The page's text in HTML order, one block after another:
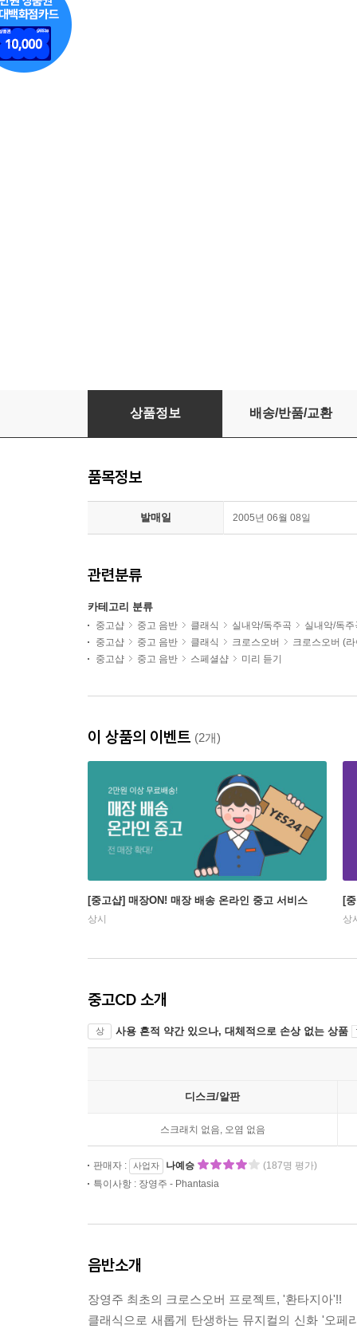
장영주 - Phantasia
상품정보 배송/반품/교환
품목정보
발매일 2005년 06월 08일
관련분류
카테고리 분류
중고샵 중고 음반 클래식 실내악/독주곡
실내악/독
중고샵
중고 음반 클래식 크로스오버
크로스오버 (
중고샵
중고 음반 스페셜샵 미리 듣기
이 상품의 이벤트 (2개)
[중고샵] 매장ON! 매장 배송 온라인 중고 서비스
상시
[
상
중고CD 소개
상 사용 흔적 약간 있으나, 대체적으로 손상 없는 상품
디스크/알판
스크래치 없음, 오염 없음
판매자 : 사업자 나예승
(187명 평가)
특이사항 : 장영주 - Phantasia
음반소개
장영주 최초의 크로스오버 프로젝트, '환타지아'!!
클래식으로 새롭게 탄생하는 뮤지컬의 신화 '오